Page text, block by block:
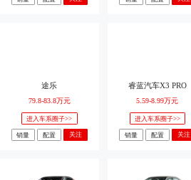
途乐
79.8-83.8万元
进入车系圈子>>
销量 配置 关注
睿蓝汽车X3 PRO
5.59-8.99万元
进入车系圈子>>
销量 配置 关注